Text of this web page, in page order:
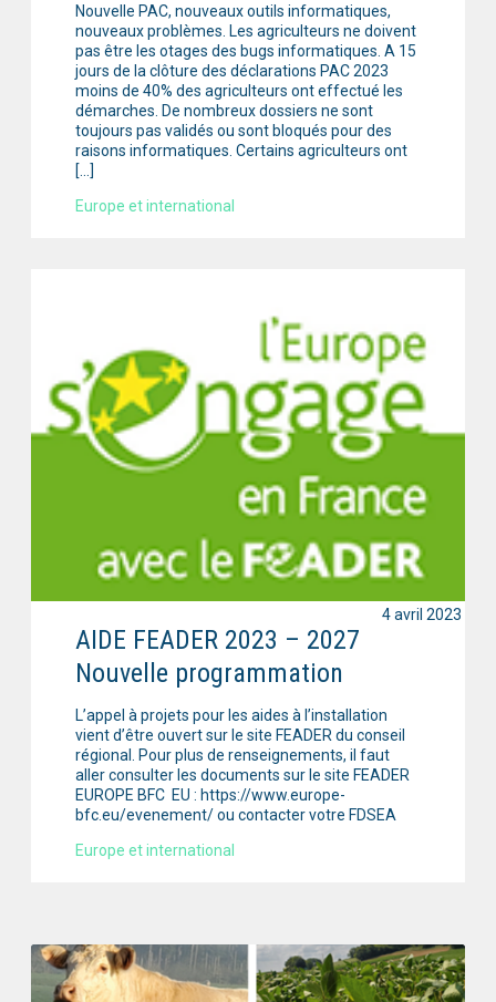
Nouvelle PAC, nouveaux outils informatiques,
nouveaux problèmes. Les agriculteurs ne doivent
pas être les otages des bugs informatiques. A 15
jours de la clôture des déclarations PAC 2023
moins de 40% des agriculteurs ont effectué les
démarches. De nombreux dossiers ne sont
toujours pas validés ou sont bloqués pour des
raisons informatiques. Certains agriculteurs ont
[…]
Europe et international
AIDE FEADER 2023 – 2027
Nouvelle programmation
L’appel à projets pour les aides à l’installation
vient d’être ouvert sur le site FEADER du conseil
régional. Pour plus de renseignements, il faut
aller consulter les documents sur le site FEADER
EUROPE BFC EU : https://www.europe-
bfc.eu/evenement/ ou contacter votre FDSEA
Europe et international
4 avril 2023